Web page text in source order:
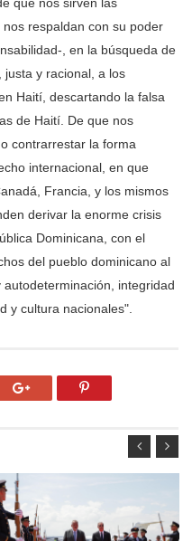
respaldan con su poder
, en la búsqueda de
justa y racional, a los
Haití, descartando la falsa
de Haití. De que nos
contrarrestar la forma
internacional, en que
Francia, y los mismos
derivar la enorme crisis
Dominicana, con el
del pueblo dominicano al
integridad
y cultura nacionales".